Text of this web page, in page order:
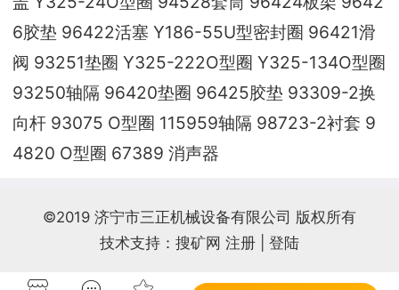
6胶垫 96422活塞 Y186-55U型密封圈 96421滑
阀 93251垫圈 Y325-222O型圈 Y325-134O型圈
93250轴隔 96420垫圈 96425胶垫 93309-2换
向杆 93075 O型圈 115959轴隔 98723-2衬套 9
4820 O型圈 67389 消声器
©2019 济宁市三正机械设备有限公司 版权所有
技术支持：搜矿网 注册 登陆